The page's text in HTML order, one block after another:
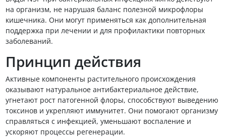
на организм, не нарушая баланс полезной микрофлоры
кишечника. Они могут применяться как дополнительная
поддержка при лечении и для профилактики повторных
заболеваний.
Принцип действия
Активные компоненты растительного происхождения
оказывают натуральное антибактериальное действие,
угнетают рост патогенной флоры, способствуют выведению
токсинов и укрепляют иммунитет. Они помогают организму
справляться с инфекцией, уменьшают воспаление и
ускоряют процессы регенерации.